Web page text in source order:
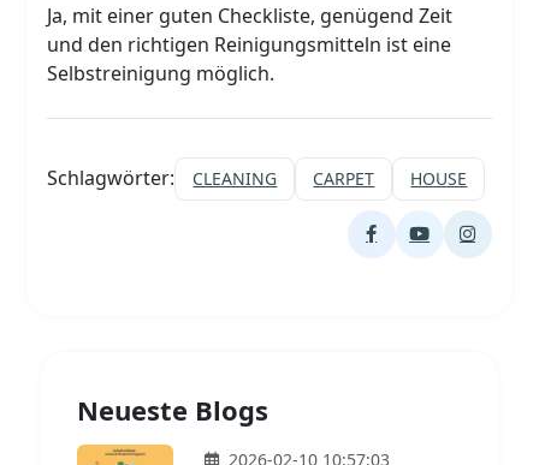
Ja, mit einer guten Checkliste, genügend Zeit
und den richtigen Reinigungsmitteln ist eine
Selbstreinigung möglich.
Schlagwörter: CLEANING CARPET HOUSE
Neueste Blogs
2026-02-10 10:57:03